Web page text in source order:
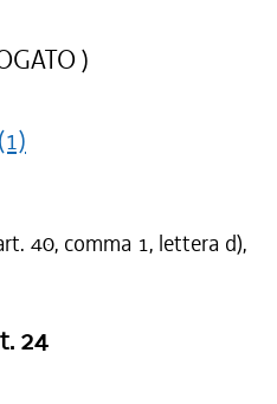
)
(1)
40, comma 1, lettera d),
24